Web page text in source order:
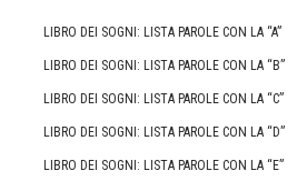
LIBRO DEI SOGNI: LISTA PAROLE CON LA “A”
LIBRO DEI SOGNI: LISTA PAROLE CON LA “B”
LIBRO DEI SOGNI: LISTA PAROLE CON LA “C”
LIBRO DEI SOGNI: LISTA PAROLE CON LA “D”
LIBRO DEI SOGNI: LISTA PAROLE CON LA “E”